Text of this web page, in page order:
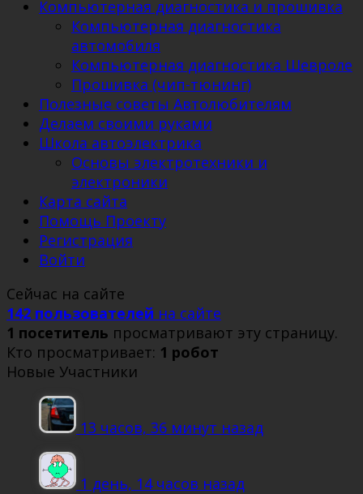
Компьютерная диагностика и прошивка
Компьютерная диагностика
автомобиля
Компьютерная диагностика Шевроле
Прошивка (чип-тюнинг)
Полезные советы Автолюбителям
Делаем своими руками
Школа автоэлектрика
Основы электротехники и
электроники
Карта сайта
Помощь Проекту
Регистрация
Войти
Сейчас на сайте
142 пользователей на сайте
1 посетитель просматривают эту страницу.
Кто просматривает: 1 робот
Новые Участники
13 часов, 36 минут назад
1 день, 14 часов назад